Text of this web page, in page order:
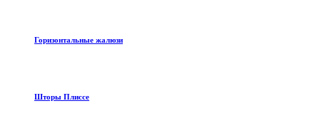
Горизонтальные жалюзи
Шторы Плиссе